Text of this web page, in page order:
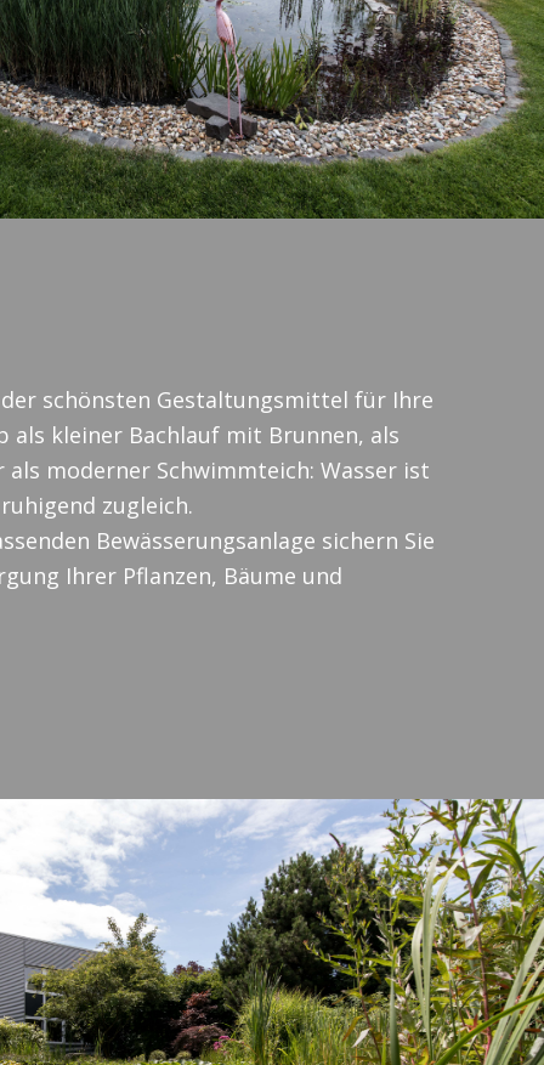
schönsten Gestaltungsmittel für Ihre
als kleiner Bachlauf mit Brunnen, als
moderner Schwimmteich: Wasser ist
zugleich.
Bewässerungsanlage sichern Sie
Ihrer Pflanzen, Bäume und